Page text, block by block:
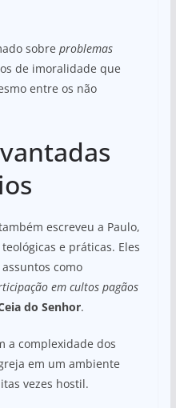
sobre problemas
de imoralidade que
entre os não
escreveu a Paulo,
e práticas. Eles
como
em cultos pagãos
do Senhor.
a complexidade dos
em um ambiente
vezes hostil.